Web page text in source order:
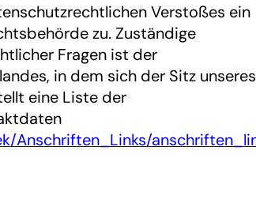
Verstoßes ein
zu. Zuständige
Fragen ist der
in dem sich der Sitz unseres
eine Liste der
Anschriften_Links/